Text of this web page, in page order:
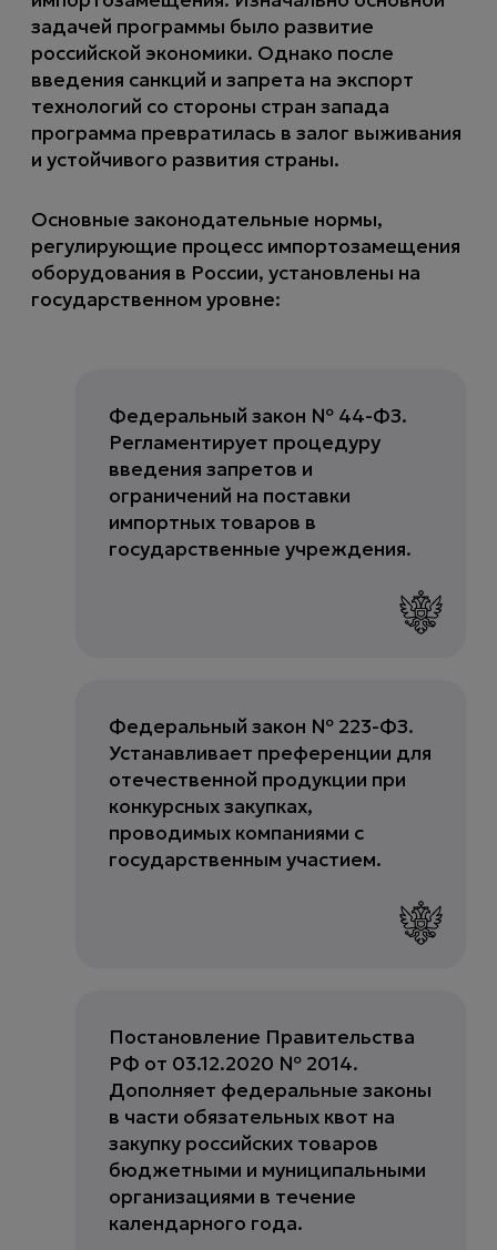
задачей программы было развитие
российской экономики. Однако после
введения санкций и запрета на экспорт
технологий со стороны стран запада
программа превратилась в залог выживания
и устойчивого развития страны.
Основные законодательные нормы,
регулирующие процесс импортозамещения
оборудования в России, установлены на
государственном уровне:
Федеральный закон № 44-ФЗ.
Регламентирует процедуру
введения запретов и
ограничений на поставки
импортных товаров в
государственные учреждения.
Федеральный закон № 223-ФЗ.
Устанавливает преференции для
отечественной продукции при
конкурсных закупках,
проводимых компаниями с
государственным участием.
Постановление Правительства
РФ от 03.12.2020 № 2014.
Дополняет федеральные законы
в части обязательных квот на
закупку российских товаров
бюджетными и муниципальными
организациями в течение
календарного года.